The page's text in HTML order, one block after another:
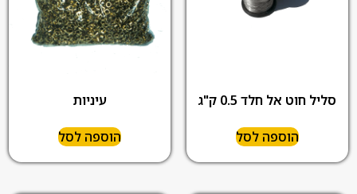
סליל חוט אל חלד 0.5 ק"ג
הוספה לסל
עיניות
הוספה לסל